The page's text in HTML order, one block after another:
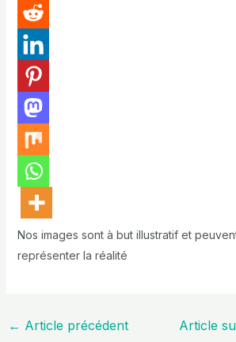
Nos images sont à but illustratif et
représenter la réalité
← Article précédent Article